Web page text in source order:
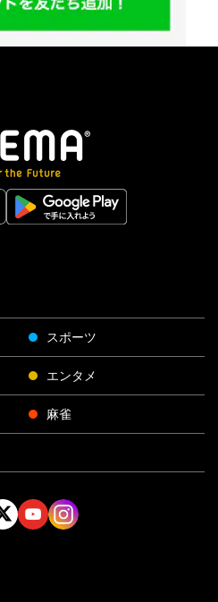
スポーツ
エンタメ
麻雀